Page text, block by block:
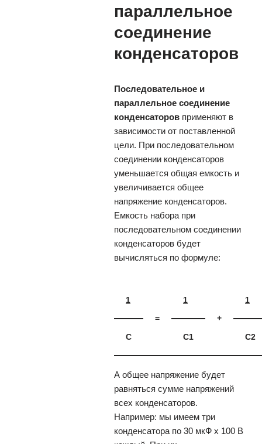
параллельное
соединение
конденсаторов
Последовательное и
параллельное соединение
конденсаторов применяют в
зависимости от поставленной
цели. При последовательном
соединении конденсаторов
уменьшается общая емкость и
увеличивается общее
напряжение конденсаторов.
Емкость набора при
последовательном соединении
конденсаторов будет
вычисляться по формуле:
1
=
1
+
1
C C1 C2
А общее напряжение будет
равняться сумме напряжений
всех конденсаторов.
Например: мы имеем три
конденсатора по 30 мкФ x 100 В